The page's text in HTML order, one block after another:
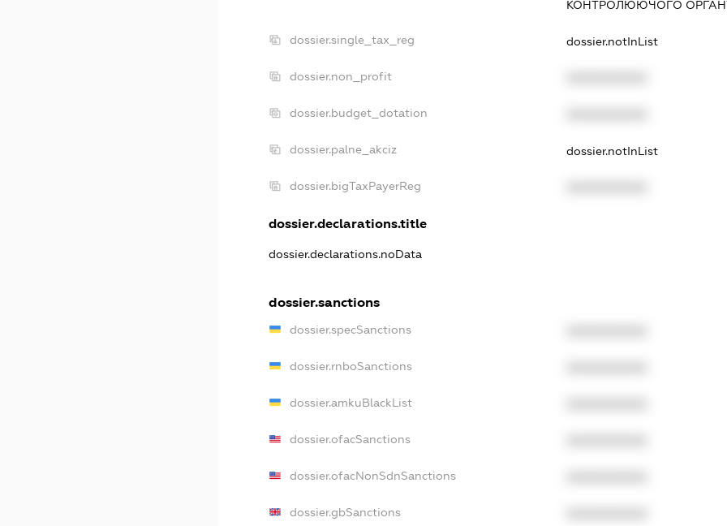
КОНТРОЛЮЮЧОГО
dossier.single_tax_reg dossier.notInList
dossier.non_profit
dossier.budget_dotation
dossier.palne_akciz dossier.notInList
dossier.bigTaxPayerReg
dossier.declarations.title
dossier.declarations.noData
dossier.sanctions
dossier.specSanctions
dossier.rnboSanctions
dossier.amkuBlackList
dossier.ofacSanctions
dossier.ofacNonSdnSanctions
dossier.gbSanctions